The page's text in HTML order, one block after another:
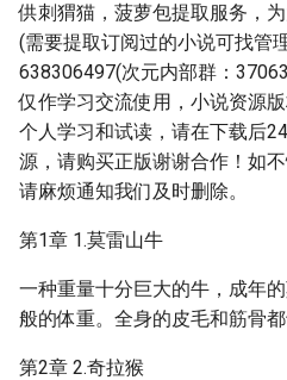
供刺猬猫，菠萝包提取服务，
(需要提取订阅过的小说可找管
638306497(次元内部群：
仅作学习交流使用，小说资源
个人学习和试读，请在下载后
源，请购买正版谢谢合作！如
请麻烦通知我们及时删除。
第1章 1.莫雷山牛
一种重量十分巨大的牛，成年
般的体重。全身的皮毛和筋骨
第2章 2.奇拉猴